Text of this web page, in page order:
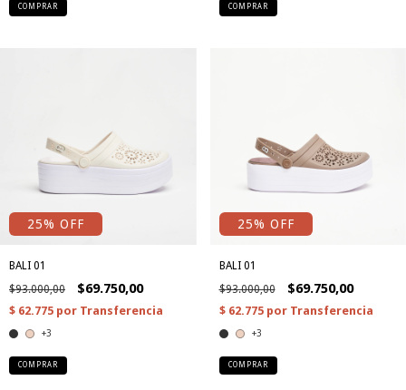
COMPRAR COMPRAR
25% OFF
BALI 01
$93.000,00
$69.750,00
+3
COMPRAR
25% OFF
BALI 01
$93.000,00
$69.750,00
+3
COMPRAR